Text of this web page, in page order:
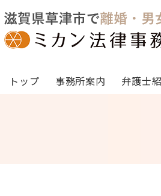
トップ 事務所案内 弁護士